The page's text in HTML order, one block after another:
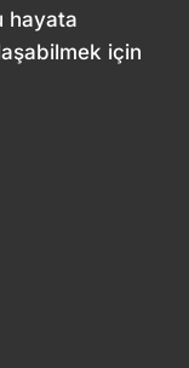
hayata
için